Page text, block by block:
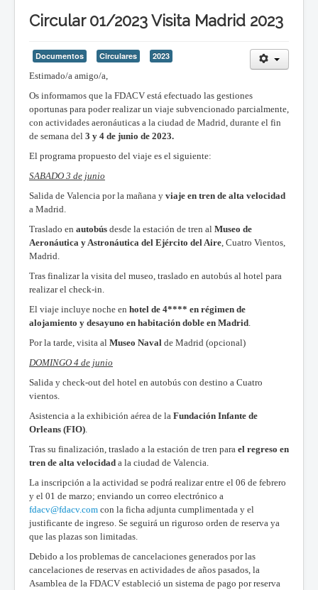
Circular 01/2023 Visita Madrid 2023
Documentos Circulares
2023
Estimado/a amigo/a,
Os informamos que la FDACV está efectuado las gestiones
oportunas para poder realizar un viaje subvencionado parcialmente,
con actividades aeronáuticas a la ciudad de Madrid, durante el fin
de semana del 3 y 4 de junio de 2023.
El programa propuesto del viaje es el siguiente:
SABADO 3 de junio
Salida de Valencia por la mañana y viaje en tren de alta velocidad
a Madrid.
Traslado en autobús desde la estación de tren al Museo de
Aeronáutica y Astronáutica del Ejército del Aire , Cuatro Vientos,
Madrid.
Tras finalizar la visita del museo, traslado en autobús al hotel para
realizar el check-in.
El viaje incluye noche en hotel de 4**** en régimen de
alojamiento y desayuno en habitación doble en Madrid
Por la tarde, visita al Museo Naval de Madrid (opcional)
DOMINGO 4 de junio
Salida y check-out del hotel en autobús con destino a Cuatro
vientos.
Asistencia a la exhibición aérea de la Fundación Infante de
Orleans (FIO)
Tras su finalización, traslado a la estación de tren para el regreso en
tren de alta velocidad a la ciudad de Valencia.
La inscripción a la actividad se podrá realizar entre el 06 de febrero
y el 01 de marzo; enviando un correo electrónico a
fdacv@fdacv.com con la ficha adjunta cumplimentada y el
justificante de ingreso. Se seguirá un riguroso orden de reserva ya
que las plazas son limitadas.
Debido a los problemas de cancelaciones generados por las
cancelaciones de reservas en actividades de años pasados, la
Asamblea de la FDACV estableció un sistema de pago por reserva